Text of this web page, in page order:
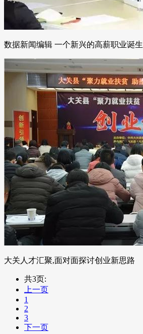
数据新闻编辑 一个新兴的高薪职业诞生
大关人才汇聚,面对面探讨创业新思路
共3页:
上一页
1
2
3
下一页